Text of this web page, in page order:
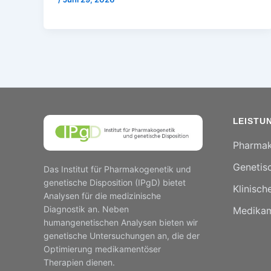
Das Institut für Pharmakogenetik und
genetische Disposition (IPgD) bietet
Analysen für die medizinische
Diagnostik an. Neben
humangenetischen Analysen bieten wir
genetische Untersuchungen an, die der
Optimierung medikamentöser
Therapien dienen.